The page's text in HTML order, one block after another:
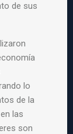
de sus
lo
de la
las
son